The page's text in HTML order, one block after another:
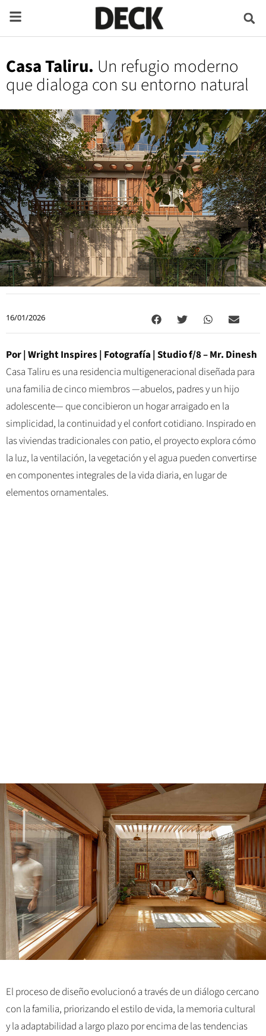
Casa Taliru. Un refugio moderno
que dialoga con su entorno natural
16/01/2026
Por | Wright Inspires | Fotografía | Studio f/8 – Mr. Dinesh
Casa Taliru es una residencia multigeneracional diseñada para
una familia de cinco miembros —abuelos, padres y un hijo
adolescente— que concibieron un hogar arraigado en la
simplicidad, la continuidad y el confort cotidiano. Inspirado en
las viviendas tradicionales con patio, el proyecto explora cómo
la luz, la ventilación, la vegetación y el agua pueden convertirse
en componentes integrales de la vida diaria, en lugar de
elementos ornamentales.
El proceso de diseño evolucionó a través de un diálogo cercano
con la familia, priorizando el estilo de vida, la memoria cultural
y la adaptabilidad a largo plazo por encima de las tendencias